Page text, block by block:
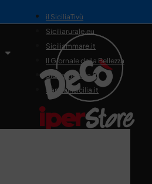
il SiciliaTivù
Siciliarurale.eu
Siciliammare.it
Il Giornale della Bellezza
Siciliamedica.it
Sanitainsicilia.it